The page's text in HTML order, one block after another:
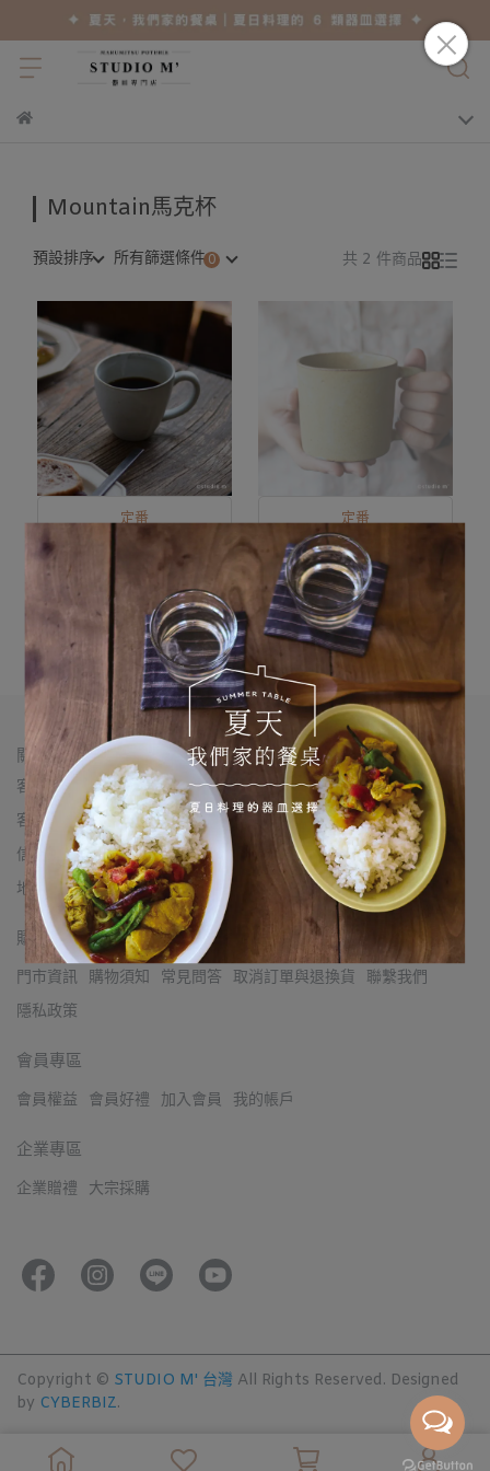
Mountain馬克杯
預設排序 所有篩選條件 共 2 件商品
定番
Mountain圓形馬克杯 黃
瀨戶/白/茶
NT$880
加入購物車
定番
Mountain直角馬克杯 白/
黃瀨戶/茶
NT$880
已售完
關於我們
客服專線： 02-2555-6969
客服時間：每日12:00-20:00
信箱：chifeng28@thexiaoqi.com
地址：台北市大同區赤峰街28-3號（近雙連站一號出口）
購物須知
門市資訊 購物須知 常見問答 取消訂單與退換貨
聯繫我們
隱私政策
會員專區
會員權益 會員好禮 加入會員 我的帳戶
企業專區
企業贈禮 大宗採購
Copyright © STUDIO M' 台灣 All Rights Reserved. Designed
by CYBERBIZ.